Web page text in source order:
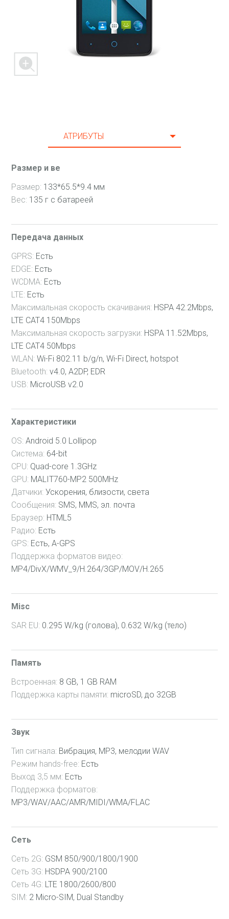
12 Мес
13 Мес
20 Мес
24 Мес
25 Мес
27 Мес
28 Мес
29 Мес
30 Мес
32 Мес
33 Мес
34 Мес
35 Мес
36 Мес
37 Мес
38 Мес
39 Мес
40 Мес
41 Мес
43 Мес
44 Мес
46 Мес
47 Мес
48 Мес
АТРИБУТЫ
ПОДДЕРЖКА
Размер и ве
Размер: 133*65.5*9.4 мм
Вес: 135 г с батареей
Передача данных
GPRS: Есть
EDGE: Есть
WCDMA: Есть
LTE: Есть
Максимальная скорость скачивания: HSPA 42.2Mbps,
LTE CAT4 150Mbps
Максимальная скорость загрузки: HSPA 11.52Mbps,
LTE CAT4 50Mbps
WLAN: Wi-Fi 802.11 b/g/n, Wi-Fi Direct, hotspot
Bluetooth: v4.0, A2DP, EDR
USB: MicroUSB v2.0
Характеристики
OS: Android 5.0 Lollipop
Система: 64-bit
CPU: Quad-core 1.3GHz
GPU: MALIT760-MP2 500MHz
Датчики: Ускорения, близости, света
Сообщения: SMS, MMS, эл. почта
Браузер: HTML5
Радио: Есть
GPS: Есть, A-GPS
Поддержка форматов видео:
MP4/DivX/WMV_9/H.264/3GP/MOV/H.265
Misc
SAR EU: 0.295 W/kg (голова), 0.632 W/kg (тело)
Память
Встроенная: 8 GB, 1 GB RAM
Поддержка карты памяти: microSD, до 32GB
Звук
Тип сигнала: Вибрация, MP3, мелодии WAV
Режим hands-free: Есть
Выход 3,5 мм: Есть
Поддержка форматов:
MP3/WAV/AAC/AMR/MIDI/WMA/FLAC
Сеть
Сеть 2G: GSM 850/900/1800/1900
Сеть 3G: HSDPA 900/2100
Сеть 4G: LTE 1800/2600/800
SIM: 2 Micro-SIM, Dual Standby